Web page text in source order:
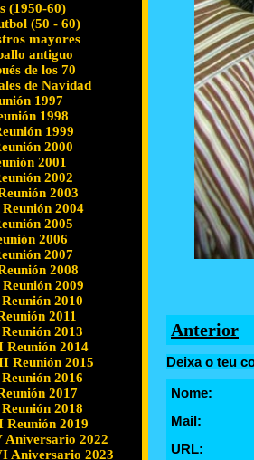
(1950-60)
(50 - 60)
mayores
antiguo
de los 70
de Navidad
1997
1998
1999
2000
2001
2002
2003
2004
2005
2006
2007
2008
2009
2010
2011
2013
Reunión 2014
Reunión 2015
2016
2017
2018
2019
Aniversario 2022
Aniversario 2023
Anterior
Deixa o teu
Nome:
Mail:
URL: